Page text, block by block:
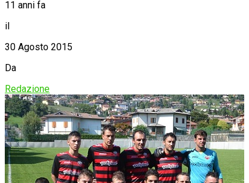
11 anni fa
il
30 Agosto 2015
Da
Redazione